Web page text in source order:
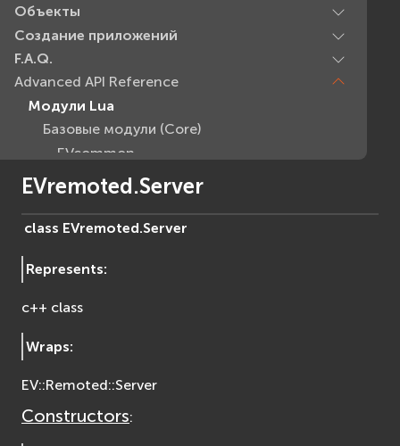
Объекты
Создание приложений
F.A.Q.
Advanced API Reference
Модули Lua
Базовые модули (Core)
EVcommon
evxml
EVosg
EVosgGA
EVosgShadow
EVosgText
EVremoted.Server
class EVremoted.Server
Represents:
c++ class
Wraps:
EV::Remoted::Server
Constructors: